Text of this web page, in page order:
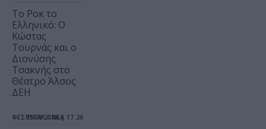
Το Ροκ το
Ελληνικό: Ο
Κώστας
Τουρνάς και ο
Διονύσης
Τσακνής στο
Θέατρο Άλσος
ΔΕΗ
ΦΕΣΤΙΒΑΛ / ΝΕΑ
05.08.2026 | 17.26